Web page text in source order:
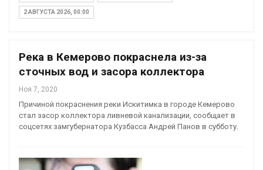
2 АВГУСТА 2026, 00:00
Река в Кемерово покраснела из-за
сточных вод и засора коллектора
Ноя 7, 2020
Причиной покраснения реки Искитимка в городе Кемерово
стал засор коллектора ливневой канализации, сообщает в
соцсетях замгубернатора Кузбасса Андрей Панов в субботу.